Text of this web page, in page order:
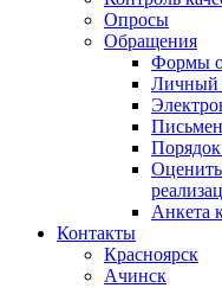
Опросы
Обращения
Формы
Личный
Оценить
Анкета
Контакты
Красноярск
Ачинск